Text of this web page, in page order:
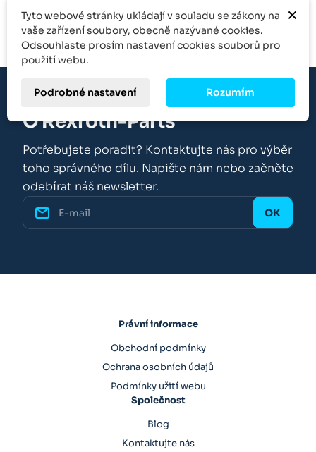
O Rexroth-Parts
Potřebujete poradit? Kontaktujte nás pro výběr
toho správného dílu. Napište nám nebo začněte
odebírat náš newsletter.
Právní informace
Obchodní podmínky
Ochrana osobních údajů
Podmínky užití webu
Společnost
Blog
Kontaktujte nás
×
Tyto webové stránky ukládají v souladu se zákony na
vaše zařízení soubory, obecně nazývané cookies.
Odsouhlaste prosím nastavení cookies souborů pro
použití webu.
Podrobné nastavení Rozumím